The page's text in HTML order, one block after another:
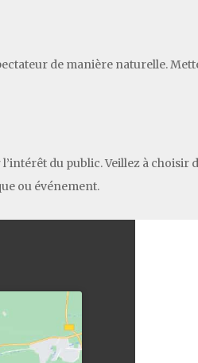
de manière naturelle.
du public. Veillez à choisir
ou événement.